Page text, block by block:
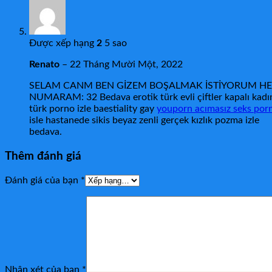
Được xếp hạng 2 5 sao
Renato – 22 Tháng Mười Một, 2022
SELAM CANM BEN GİZEM BOŞALMAK İSTİYORUM
NUMARAM: 32 Bedava erotik türk evli çiftler kapalı
türk porno izle baestiality gay youporn acımasız seks
isle hastanede sikis beyaz zenli gerçek kızlık pozma izle
bedava.
Thêm đánh giá
Đánh giá của bạn *
Nhận xét của bạn *